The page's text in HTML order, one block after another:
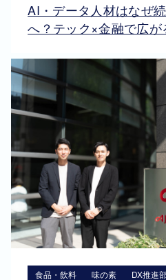
AI・データ人材はなぜ
へ？テック×金融で広が
食品・飲料 味の素 DX推進